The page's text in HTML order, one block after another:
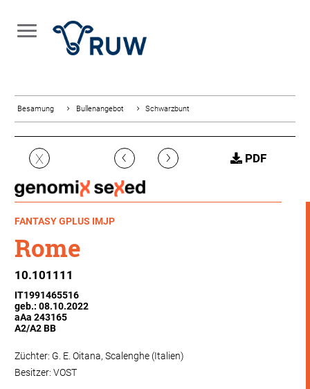
Besamung Bullenangebot Schwarzbunt
X ‹ › PDF
FANTASY GPLUS IMJP
Rome
10.101111
IT1991465516
geb.: 08.10.2022
aAa 243165
A2/A2 BB
Züchter: G. E. Oitana, Scalenghe (Italien)
Besitzer: VOST